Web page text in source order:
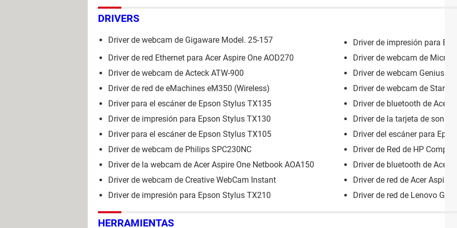
DRIVERS
Driver de webcam de Gigaware Model. 25-157
Driver de impresión para
Driver de red Ethernet para Acer Aspire One AOD270
Driver de webcam de
Driver de webcam de Acteck ATW-900
Driver de webcam Genius
Driver de red de eMachines eM350 (Wireless)
Driver de webcam de Star
Driver para el escáner de Epson Stylus TX135
Driver de bluetooth de Acer
Driver de impresión para Epson Stylus TX130
Driver de la tarjeta de sonido
Driver para el escáner de Epson Stylus TX105
Driver del escáner para
Driver de webcam de Philips SPC230NC
Driver de Red de HP Compaq
Driver de la webcam de Acer Aspire One Netbook AOA150
Driver de bluetooth de Acer
Driver de webcam de Creative WebCam Instant
Driver de red de Acer Aspire
Driver de impresión para Epson Stylus TX210
Driver de red de Lenovo
HERRAMIENTAS